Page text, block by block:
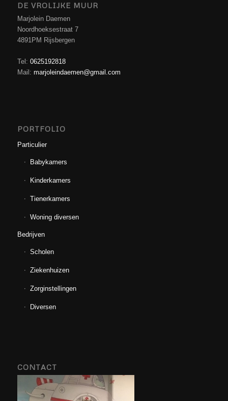
DE VROLIJKE MUUR
Marjolein Daemen
Noordhoeksestraat 7
4891PM Rijsbergen
Tel: 0625192818
Mail: marjoleindaemen@gmail.com
PORTFOLIO
Particulier
Babykamers
Kinderkamers
Tienerkamers
Woning diversen
Bedrijven
Scholen
Ziekenhuizen
Zorginstellingen
Diversen
CONTACT